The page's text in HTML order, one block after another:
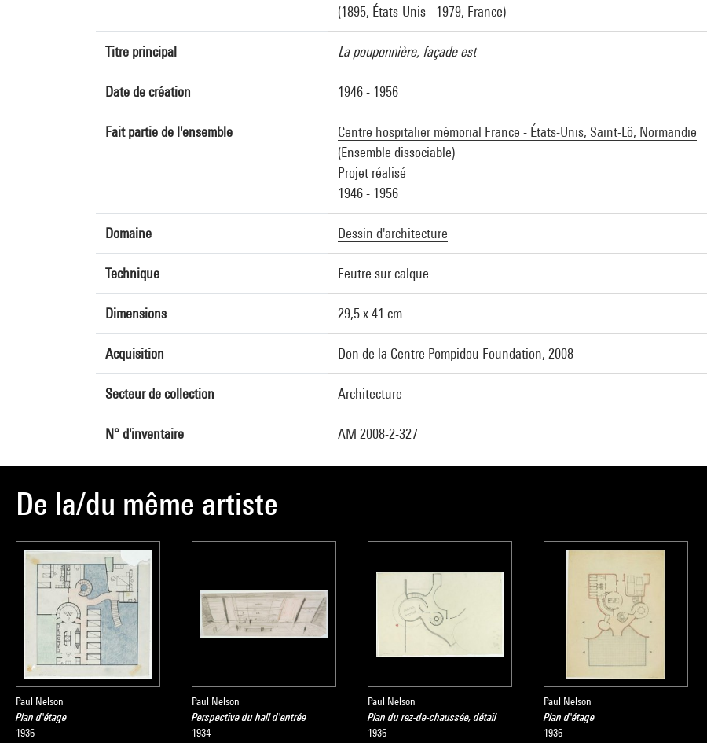
(1895, États-Unis - 1979, France)
Titre principal La pouponnière, façade est
Date de création 1946 - 1956
Fait partie de l'ensemble
Centre hospitalier mémorial France - États-Unis, Saint-Lô, Normandie
(Ensemble dissociable)
Projet réalisé
1946 - 1956
Domaine Dessin d'architecture
Technique Feutre sur calque
Dimensions 29,5 x 41 cm
Acquisition Don de la Centre Pompidou Foundation, 2008
Secteur de collection Architecture
N° d'inventaire AM 2008-2-327
De la/du même artiste
Paul Nelson
Plan d'étage
1936
Paul Nelson
Perspective du hall d'entrée
1934
Paul Nelson
Plan du rez-de-chaussée, détail
1936
Paul Nelson
Plan d'étage
1936